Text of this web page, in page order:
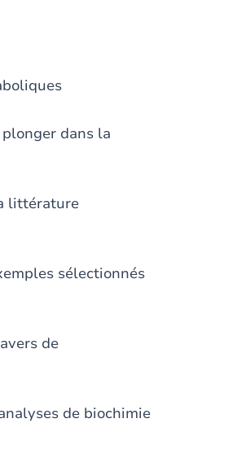
dans la
littérature
sélectionnés
de
de biochimie